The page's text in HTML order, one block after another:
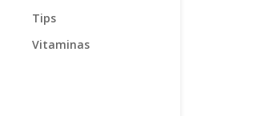
Tips
Vitaminas